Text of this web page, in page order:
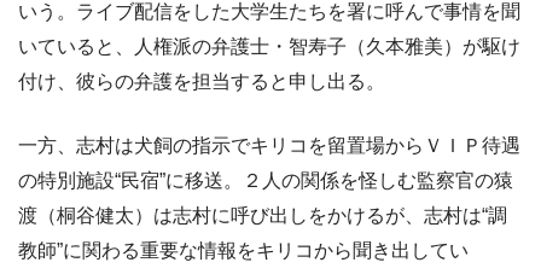
いう。ライブ配信をした大学生たちを署に呼んで事情を聞
いていると、人権派の弁護士・智寿子（久本雅美）が駆け
付け、彼らの弁護を担当すると申し出る。
一方、志村は犬飼の指示でキリコを留置場からＶＩＰ待遇
の特別施設“民宿”に移送。２人の関係を怪しむ監察官の猿
渡（桐谷健太）は志村に呼び出しをかけるが、志村は“調
教師”に関わる重要な情報をキリコから聞き出してい